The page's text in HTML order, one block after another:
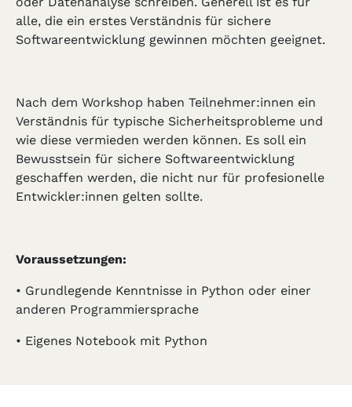
alle, die ein erstes Verständnis für sichere
Softwareentwicklung gewinnen möchten geeignet.
Nach dem Workshop haben Teilnehmer:innen ein
Verständnis für typische Sicherheitsprobleme und
wie diese vermieden werden können. Es soll ein
Bewusstsein für sichere Softwareentwicklung
geschaffen werden, die nicht nur für profesionelle
Entwickler:innen gelten sollte.
Voraussetzungen:
• Grundlegende Kenntnisse in Python oder einer
anderen Programmiersprache
• Eigenes Notebook mit Python